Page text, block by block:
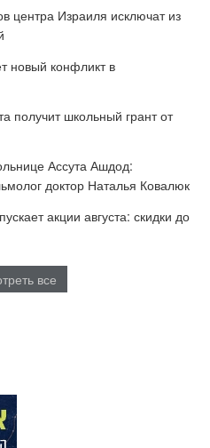
центра Израиля исключат из
новый конфликт в
получит школьный грант от
Ассута Ашдод:
доктор Наталья Ковалюк
акции августа: скидки до
все